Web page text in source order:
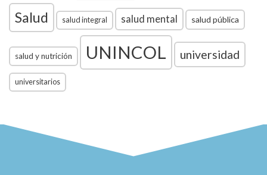
Salud salud integral salud mental salud pública
salud y nutrición UNINCOL universidad
universitarios